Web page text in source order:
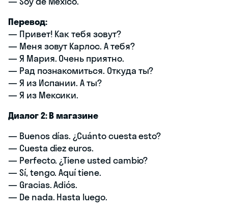
Перевод:
— Привет! Как тебя зовут?
— Меня зовут Карлос. А тебя?
— Я Мария. Очень приятно.
— Рад познакомиться. Откуда ты?
— Я из Испании. А ты?
— Я из Мексики.
Диалог 2: В магазине
— Buenos días. ¿Cuánto cuesta esto?
— Cuesta diez euros.
— Perfecto. ¿Tiene usted cambio?
— Sí, tengo. Aquí tiene.
— Gracias. Adiós.
— De nada. Hasta luego.